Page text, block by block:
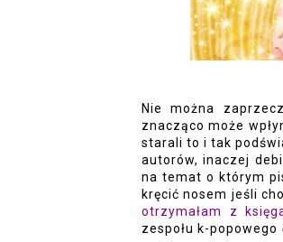
Nie można
znacząco może
starali to i tak
autorów, inaczej
na temat o którym
kręcić nosem jeśli
otrzymałam z
zespołu k-popowego